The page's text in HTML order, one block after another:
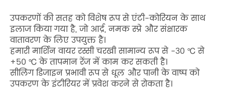
उपकरणों की सतह को विशेष रूप से एंटी-कोरियन के साथ
इलाज किया गया है, जो आर्द्र, नमक स्प्रे और संक्षारक
वातावरण के लिए उपयुक्त है।
हमारी मार्शिन वायर रस्सी चरखी सामान्य रूप से -30 ℃ से
+50 ℃ के तापमान रेंज में काम कर सकती है।
सीलिंग डिजाइन प्रभावी रूप से धूल और पानी के वाष्प को
उपकरण के इंटीरियर में प्रवेश करने से रोकता है।